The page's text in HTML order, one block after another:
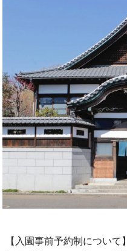
【入園事前予約制について】